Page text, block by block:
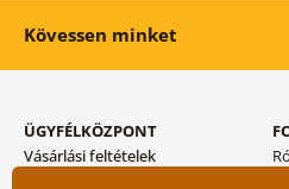
Kövessen minket
ÜGYFÉLKÖZPONT
Vásárlási feltételek